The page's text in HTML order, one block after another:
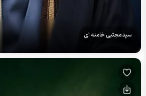
سید مجتبی خامنه ای